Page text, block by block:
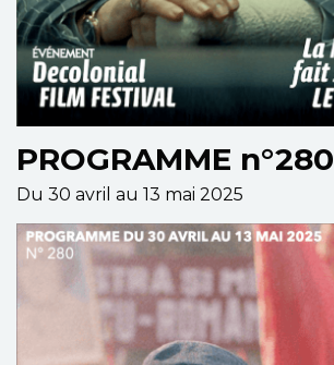
PROGRAMME n°280
Du 30 avril au 13 mai 2025